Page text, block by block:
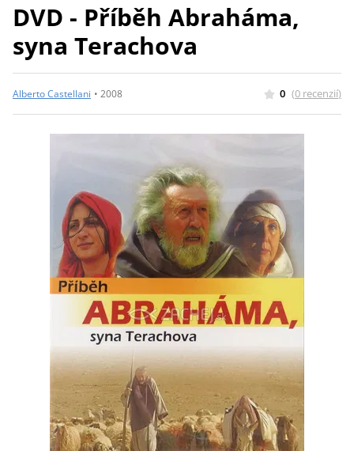
DVD - Příběh Abraháma,
syna Terachova
Alberto Castellani • 2008 0 (0 recenzií)